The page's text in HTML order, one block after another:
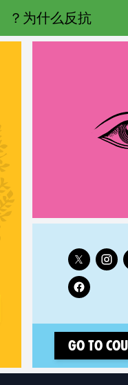
为什么反抗？
Follow XR United
Go to